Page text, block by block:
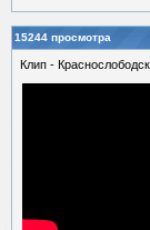
15244 просмотра
Клип -